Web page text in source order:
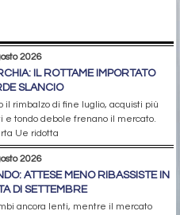
2026
IL ROTTAME IMPORTATO
SLANCIO
il rimbalzo di fine luglio, acquisti più
e tondo debole frenano il mercato.
Ue ridotta
2026
ATTESE MENO RIBASSISTE IN
DI SETTEMBRE
ancora lenti, mentre il mercato